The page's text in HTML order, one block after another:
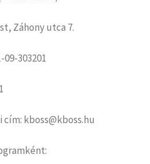
Záhony utca 7.
09-303201
kboss@kboss.hu